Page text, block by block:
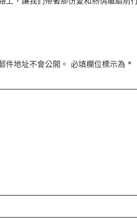
件地址不會公開。 必填欄位標示為 *